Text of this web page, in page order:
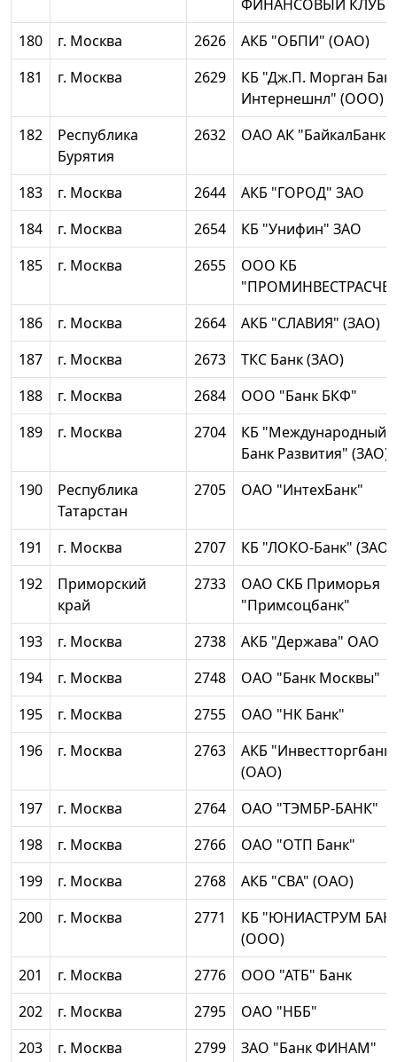
ФИНАНСОВЫЙ КЛУБ"
180
г. Москва 2626
АКБ "ОБПИ" (ОАО)
181
г. Москва 2629
КБ "Дж.П. Морган
Интернешнл" (ООО)
182
Республика
Бурятия
2632 ОАО АК "БайкалБанк"
183 г. Москва 2644
АКБ "ГОРОД" ЗАО
184
г. Москва 2654
КБ "Унифин" ЗАО
185
г. Москва 2655
ООО КБ
186
г. Москва 2664
АКБ "СЛАВИЯ" (ЗАО)
187
г. Москва 2673
ТКС Банк (ЗАО)
188
г. Москва 2684
ООО "Банк БКФ"
189
г. Москва 2704
КБ "Международный
Банк Развития" (ЗАО)
190
Республика
Татарстан
2705 ОАО "ИнтехБанк"
191 г. Москва 2707
КБ "ЛОКО-Банк" (ЗАО)
192
Приморский
край
2733
ОАО СКБ Приморья
"Примсоцбанк"
193
г. Москва 2738
АКБ "Держава" ОАО
194
г. Москва 2748
ОАО "Банк Москвы"
195
г. Москва 2755
ОАО "НК Банк"
196
г. Москва 2763
АКБ "Инвестторгбанк"
(ОАО)
197
г. Москва 2764
ОАО "ТЭМБР-БАНК"
198
г. Москва 2766
ОАО "ОТП Банк"
199
г. Москва 2768
АКБ "СВА" (ОАО)
200
г. Москва 2771
КБ "ЮНИАСТРУМ
(ООО)
201
г. Москва 2776
ООО "АТБ" Банк
202
г. Москва 2795
ОАО "НББ"
203
г. Москва 2799
ЗАО "Банк ФИНАМ"